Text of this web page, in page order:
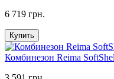
6 719 грн.
Купить
Комбинезон Reima